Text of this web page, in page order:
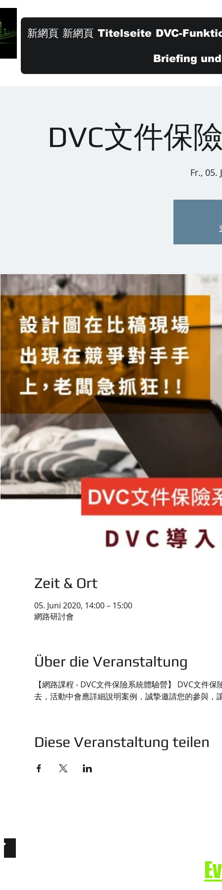
新網頁 新網頁 Titelseite DVC-
Briefing
DVC文件保
Fr., 05.
Zeit & Ort
05. Juni 2020, 14:00 – 15:00
網路研討會
Über die Veranstaltung
【網路課程 - DVC文件保險系統體驗營】 DVC文件
去，活動中會應詳細說明案例，誠摯邀請您的參與，
Diese Veranstaltung teilen
限公司